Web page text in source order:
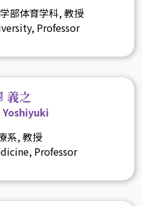
部体育学科, 教授
Professor
義之
系, 教授
Professor